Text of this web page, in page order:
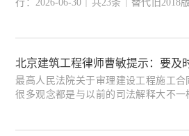
民法院前后四次发布建工领
行：2026-06-30｜共23条｜替代旧2018
配套适用 一、合同效力（招投标+无证
办招投标也中标合同无效；阴阳合同、
证合同无效；起诉前补齐有效；发包人
北京建筑工程律师曹敏提示：要及
同司法解释二
最高人民法院关于审理建设工程施工
很多观念都是与以前的司法解释大不
程领域的专业律师，必须要及时学习